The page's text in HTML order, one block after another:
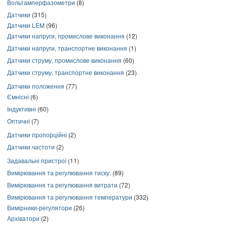
Вольтамперфазометри (8)
Датчики (315)
Датчики LEM (96)
Датчики напруги, промислове виконання (12)
Датчики напруги, транспортне виконання (1)
Датчики струму, промислове виконання (60)
Датчики струму, транспортне виконання (23)
Датчики положення (77)
Ємнісні (6)
Індуктивні (60)
Оптичні (7)
Датчики пропорційні (2)
Датчики частоти (2)
Задавальні пристрої(11)
Вимірювання та регулювання тиску. (89)
Вимірювання та регулювання витрати (72)
Вимірювання та регулювання температури (332)
Вимірники-регулятори (26)
Архіватори (2)